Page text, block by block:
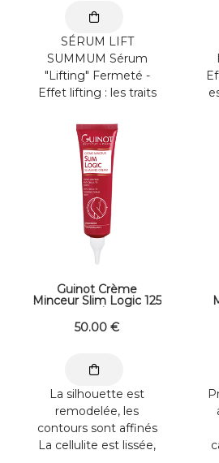
SÉRUM LIFT
SUMMUM Sérum
"Lifting" Fermeté -
Effet lifting : les traits
- L’ovale du ...
Guinot Crème
Minceur Slim Logic 125
ml
50.00 €
La silhouette est
remodelée, les
contours sont affinés
La cellulite est lissée,